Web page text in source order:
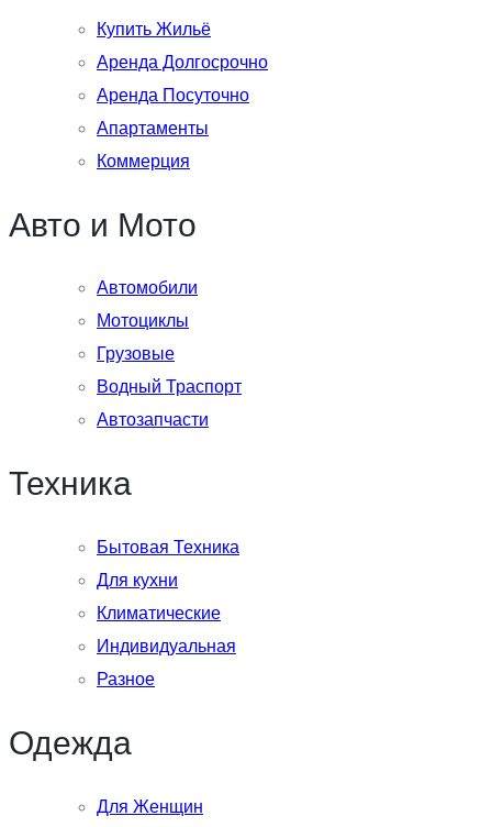
Купить Жильё
Аренда Долгосрочно
Аренда Посуточно
Апартаменты
Коммерция
Авто и Мото
Автомобили
Мотоциклы
Грузовые
Водный Траспорт
Автозапчасти
Техника
Бытовая Техника
Для кухни
Климатические
Индивидуальная
Разное
Одежда
Для Женщин